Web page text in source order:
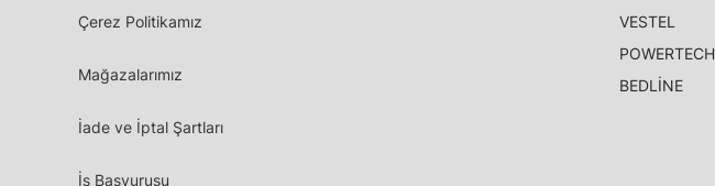
Çerez Politikamız
Mağazalarımız
İade ve İptal Şartları
İş Başvurusu
VESTEL
POWERTECH
BEDLİNE